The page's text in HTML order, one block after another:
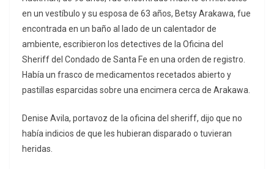
en un vestíbulo y su esposa de 63 años, Betsy Arakawa, fue
encontrada en un baño al lado de un calentador de
ambiente, escribieron los detectives de la Oficina del
Sheriff del Condado de Santa Fe en una orden de registro.
Había un frasco de medicamentos recetados abierto y
pastillas esparcidas sobre una encimera cerca de Arakawa.
Denise Avila, portavoz de la oficina del sheriff, dijo que no
había indicios de que les hubieran disparado o tuvieran
heridas.